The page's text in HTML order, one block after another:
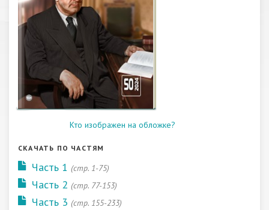
Кто изображен на обложке?
СКАЧАТЬ ПО ЧАСТЯМ
Часть 1 (стр. 1-75)
Часть 2 (стр. 77-153)
Часть 3 (стр. 155-233)